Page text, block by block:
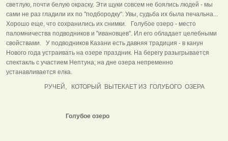
светлую, почти белую окраску. Эти щуки совсем не боялись людей - мы
сами не раз гладили их по "подбородку". Увы, судьба их была печальна...
Хорошо еще, что сохранились их снимки. Голубое озеро - место
паломничества подводников и "ивановцев". Ил его обладает целебными
свойствами. У подводников Казани есть давняя традиция - в канун
Нового года устраивать на озере праздник. На берегу разыгрывается
спектакль с участием Нептуна; на дне озера непременно
устанавливается елка.
РУЧЕЙ, КОТОРЫЙ ВЫТЕКАЕТ ИЗ ГОЛУБОГО ОЗЕРА
Голубое озеро